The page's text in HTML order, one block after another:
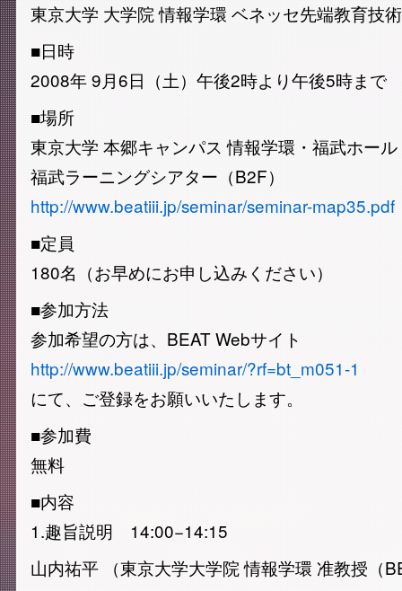
東京大学 大学院 情報学環 ベネッセ先端教育技
■日時
2008年 9月6日（土）午後2時より午後5時まで
■場所
東京大学 本郷キャンパス 情報学環・福武ホー
福武ラーニングシアター（B2F）
http://www.beatiii.jp/seminar/seminar-map35.pdf
■定員
180名（お早めにお申し込みください）
■参加方法
参加希望の方は、BEAT Webサイト
http://www.beatiii.jp/seminar/?rf=bt_m051-1
にて、ご登録をお願いいたします。
■参加費
無料
■内容
1.趣旨説明 14:00−14:15
山内祐平 （東京大学大学院 情報学環 准教授（